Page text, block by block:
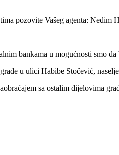
pozovite Vašeg agenta:
bankama u mogućnosti smo
u ulici Habibe Stočević,
sa ostalim dijelovima